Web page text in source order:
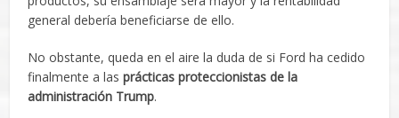
general debería beneficiarse de ello.
No obstante, queda en el aire la duda de si Ford ha cedido
finalmente a lasprácticas proteccionistas de la
administración Trump.